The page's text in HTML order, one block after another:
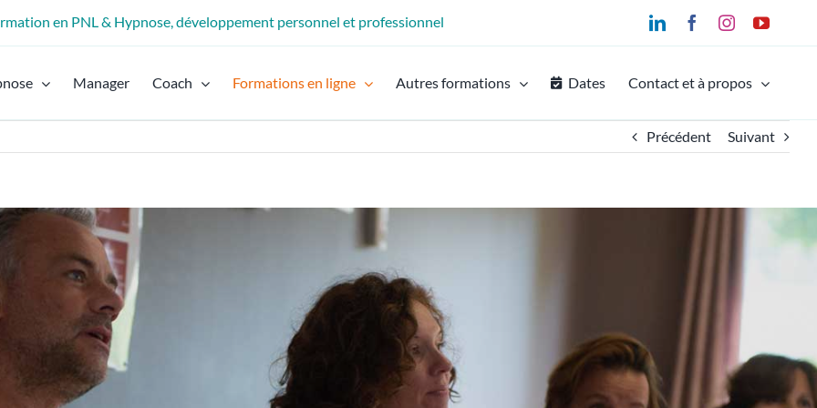
en PNL & Hypnose, développement personnel et professionnel LinkedInFacebookInstagram
Manager Coach Formations en ligne Autres formations Dates Contact et à propos
Précédent Suivant